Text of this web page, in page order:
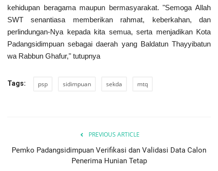
kehidupan beragama maupun bermasyarakat. "Semoga Allah
SWT senantiasa memberikan rahmat, keberkahan, dan
perlindungan-Nya kepada kita semua, serta menjadikan Kota
Padangsidimpuan sebagai daerah yang Baldatun Thayyibatun
wa Rabbun Ghafur," tutupnya
Tags: psp sidimpuan sekda mtq
PREVIOUS ARTICLE
Pemko Padangsidimpuan Verifikasi dan Validasi Data Calon
Penerima Hunian Tetap